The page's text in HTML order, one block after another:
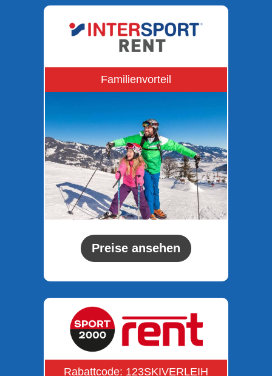
Familienvorteil
Preise ansehen
Rabattcode: 123SKIVERLEIH